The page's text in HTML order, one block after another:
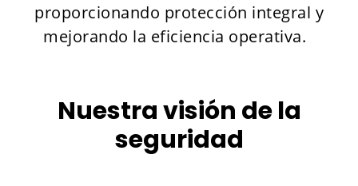
proporcionando protección integral y
mejorando la eficiencia operativa.
Nuestra visión de la
seguridad